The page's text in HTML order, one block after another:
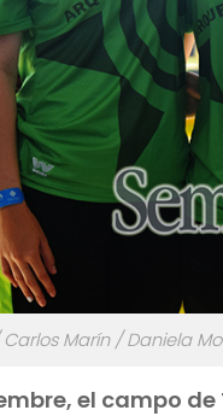
Carlos Marín / Daniela
el campo